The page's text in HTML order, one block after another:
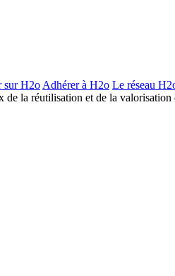
sur H2o Adhérer à H2o Le réseau
de la réutilisation et de la valorisation